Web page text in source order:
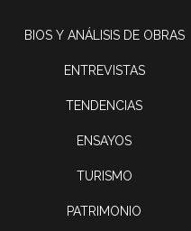
BIOS Y ANÁLISIS DE OBRAS
ENTREVISTAS
TENDENCIAS
ENSAYOS
TURISMO
PATRIMONIO